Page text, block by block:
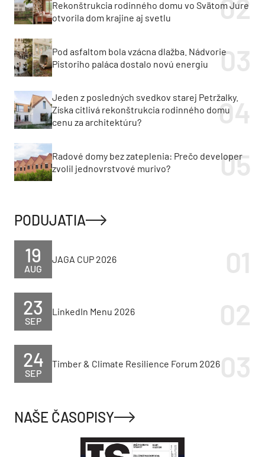
Rekonštrukcia rodinného domu vo Svätom Jure
otvorila dom krajine aj svetlu
Pod asfaltom bola vzácna dlažba. Nádvorie
Pistoriho paláca dostalo novú energiu
Jeden z posledných svedkov starej Petržalky.
Získa citlivá rekonštrukcia rodinného domu
cenu za architektúru?
Radové domy bez zateplenia: Prečo developer
zvolil jednovrstvové murivo?
PODUJATIA
AUG
19 JAGA CUP 2026
SEP
23 LinkedIn Menu 2026
SEP
24 Timber & Climate Resilience Forum 2026
NAŠE ČASOPISY